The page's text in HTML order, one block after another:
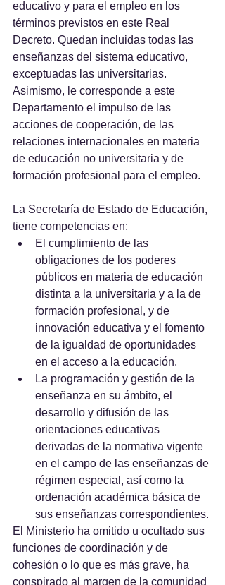
educativo y para el empleo en los
términos previstos en este Real
Decreto. Quedan incluidas todas las
enseñanzas del sistema educativo,
exceptuadas las universitarias.
Asimismo, le corresponde a este
Departamento el impulso de las
acciones de cooperación, de las
relaciones internacionales en materia
de educación no universitaria y de
formación profesional para el empleo.
La Secretaría de Estado de Educación,
tiene competencias en:
El cumplimiento de las
obligaciones de los poderes
públicos en materia de educación
distinta a la universitaria y a la de
formación profesional, y de
innovación educativa y el fomento
de la igualdad de oportunidades
en el acceso a la educación.
La programación y gestión de la
enseñanza en su ámbito, el
desarrollo y difusión de las
orientaciones educativas
derivadas de la normativa vigente
en el campo de las enseñanzas de
régimen especial, así como la
ordenación académica básica de
sus enseñanzas correspondientes.
El Ministerio ha omitido u ocultado sus
funciones de coordinación y de
cohesión o lo que es más grave, ha
conspirado al margen de la comunidad